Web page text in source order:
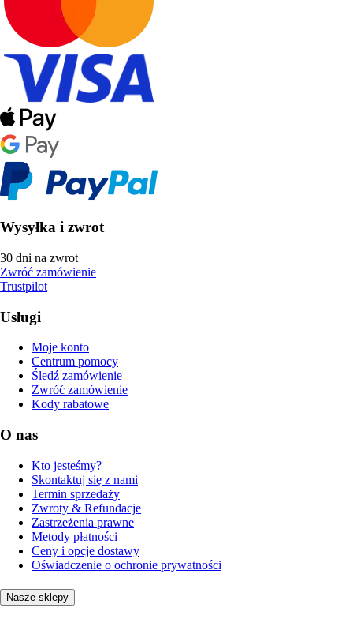
Wysyłka i zwrot
30 dni na zwrot
Zwróć zamówienie
Trustpilot
Usługi
Moje konto
Centrum pomocy
Śledź zamówienie
Zwróć zamówienie
Kody rabatowe
O nas
Kto jesteśmy?
Skontaktuj się z nami
Termin sprzedaży
Zwroty & Refundacje
Zastrzeżenia prawne
Metody płatności
Ceny i opcje dostawy
Oświadczenie o ochronie prywatności
Nasze sklepy